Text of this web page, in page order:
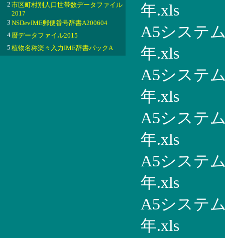
2 市区町村別人口世帯数データファイル
2017
3 NSDevIME郵便番号辞書A200604
4暦データファイル2015
5 植物名称楽々入力IME辞書パックA
年.xls
A5システ
年.xls
A5システ
年.xls
A5システ
年.xls
A5システ
年.xls
A5システ
年.xls